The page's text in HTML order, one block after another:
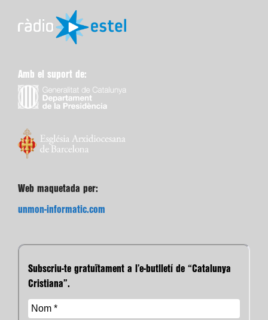
Amb el suport de:
Web maquetada per:
unmon-informatic.com
Subscriu-te gratuïtament a l’e-butlletí de “Catalunya
Cristiana”.